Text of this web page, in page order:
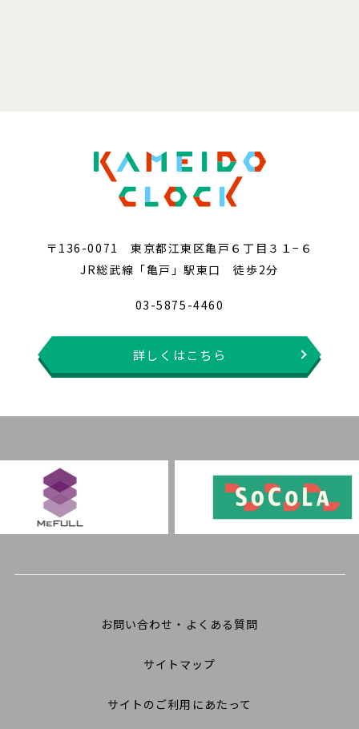
〒136-0071 東京都江東区亀戸６丁目３１−６
JR総武線「亀戸」駅東口 徒歩2分
03-5875-4460
詳しくはこちら
お問い合わせ・よくある質問
サイトマップ
サイトのご利用にあたって